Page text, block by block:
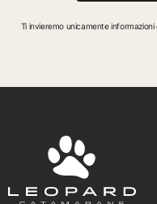
Ti invieremo unicamente